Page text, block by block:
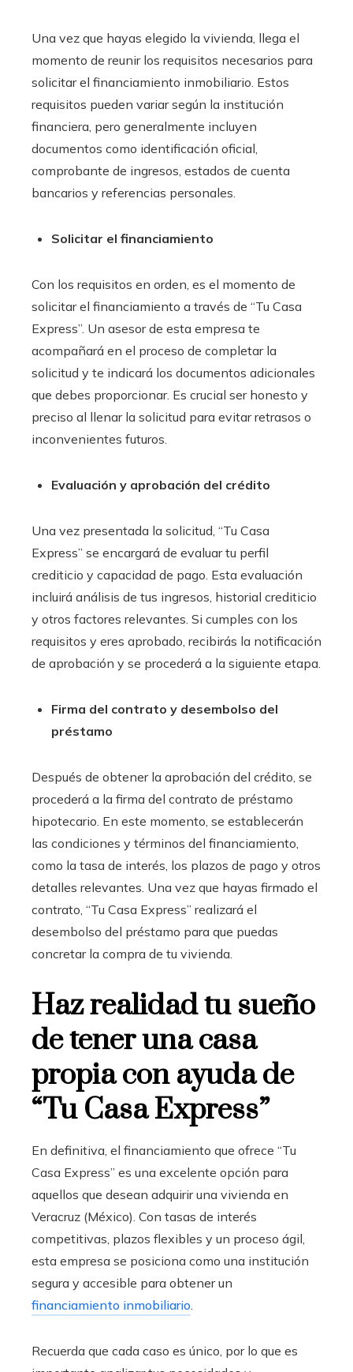
Una vez que hayas elegido la vivienda, llega el
momento de reunir los requisitos necesarios para
solicitar el financiamiento inmobiliario. Estos
requisitos pueden variar según la institución
financiera, pero generalmente incluyen
documentos como identificación oficial,
comprobante de ingresos, estados de cuenta
bancarios y referencias personales.
Solicitar el financiamiento
Con los requisitos en orden, es el momento de
solicitar el financiamiento a través de “Tu Casa
Express”. Un asesor de esta empresa te
acompañará en el proceso de completar la
solicitud y te indicará los documentos adicionales
que debes proporcionar. Es crucial ser honesto y
preciso al llenar la solicitud para evitar retrasos o
inconvenientes futuros.
Evaluación y aprobación del crédito
Una vez presentada la solicitud, “Tu Casa
Express” se encargará de evaluar tu perfil
crediticio y capacidad de pago. Esta evaluación
incluirá análisis de tus ingresos, historial crediticio
y otros factores relevantes. Si cumples con los
requisitos y eres aprobado, recibirás la notificación
de aprobación y se procederá a la siguiente etapa.
Firma del contrato y desembolso del
préstamo
Después de obtener la aprobación del crédito, se
procederá a la firma del contrato de préstamo
hipotecario. En este momento, se establecerán
las condiciones y términos del financiamiento,
como la tasa de interés, los plazos de pago y otros
detalles relevantes. Una vez que hayas firmado el
contrato, “Tu Casa Express” realizará el
desembolso del préstamo para que puedas
concretar la compra de tu vivienda.
Haz realidad tu sueño
de tener una casa
propia con ayuda de
“Tu Casa Express”
En definitiva, el financiamiento que ofrece “Tu
Casa Express” es una excelente opción para
aquellos que desean adquirir una vivienda en
Veracruz (México). Con tasas de interés
competitivas, plazos flexibles y un proceso ágil,
esta empresa se posiciona como una institución
segura y accesible para obtener un
financiamiento inmobiliario.
Recuerda que cada caso es único, por lo que es